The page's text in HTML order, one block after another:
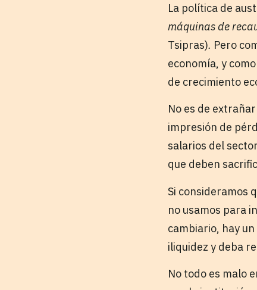
La política de
máquinas de
Tsipras). Pero
economía, y
de crecimiento
No es de
impresión de
salarios del
que deben
Si consideramos
no usamos para
cambiario, hay
iliquidez y deba
No todo es malo